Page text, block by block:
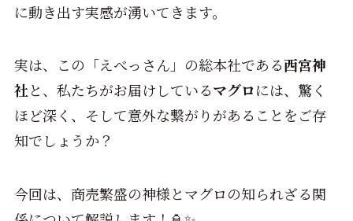
に動き出す実感が湧いてきます。
実は、この「えべっさん」の総本社である西宮神
社と、私たちがお届けしているマグロには、驚く
ほど深く、そして意外な繋がりがあることをご存
知でしょうか？
今回は、商売繁盛の神様とマグロの知られざる関